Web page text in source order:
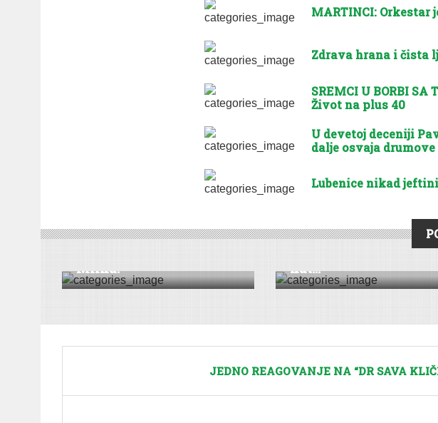
MARTINCI: Orkestar
Zdrava hrana i čista
SREMCI U BORBI SA
Život na plus 40
U devetoj deceniji
dalje osvaja
Lubenice nikad
REPORTAŽA
Milka!
REPORTAŽA|SREMSKA MITROVICA
Znameniti
kat...
JEDNO REAGOVANJE NA “DR SAVA